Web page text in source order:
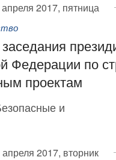
2017, пятница
Федерации по
проектам
и
апреля 2017, вторник